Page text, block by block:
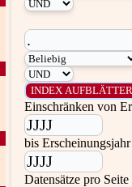
Einschränken von
bis Erscheinungsjahr
Datensätze pro Seite